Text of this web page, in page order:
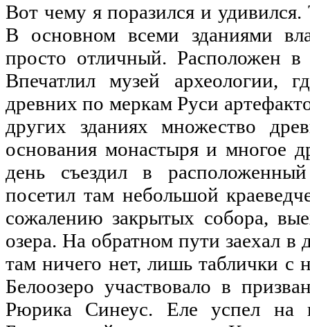
Вот чему я поразился и
В основном всеми зданиями
просто отличный. Расположен в
Впечатлил музей археологии,
древних по меркам Руси
других зданиях множество
основания монастыря и многое
день съездил в
посетил там небольшой
сожалению закрытых собора,
озера. На обратном пути заехал в
там ничего нет, лишь таблички с
Белоозеро участвовало в
Рюрика Синеус. Еле успел на